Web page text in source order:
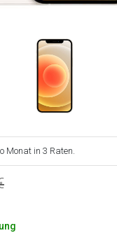
Monat in 3 Raten.